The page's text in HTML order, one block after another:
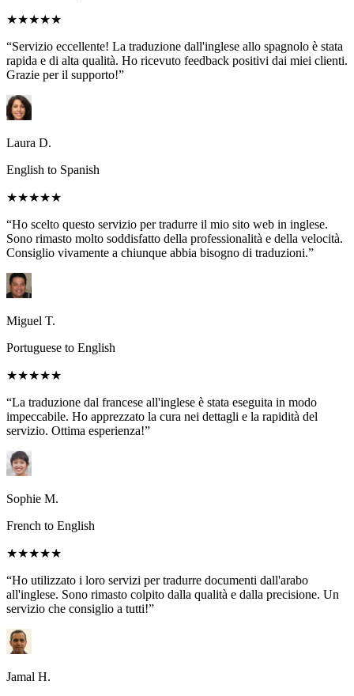
★★★★★
“Servizio eccellente! La traduzione dall'inglese allo spagnolo è stata
rapida e di alta qualità. Ho ricevuto feedback positivi dai miei clienti.
Grazie per il supporto!”
Laura D.
English to Spanish
★★★★★
“Ho scelto questo servizio per tradurre il mio sito web in inglese.
Sono rimasto molto soddisfatto della professionalità e della velocità.
Consiglio vivamente a chiunque abbia bisogno di traduzioni.”
Miguel T.
Portuguese to English
★★★★★
“La traduzione dal francese all'inglese è stata eseguita in modo
impeccabile. Ho apprezzato la cura nei dettagli e la rapidità del
servizio. Ottima esperienza!”
Sophie M.
French to English
★★★★★
“Ho utilizzato i loro servizi per tradurre documenti dall'arabo
all'inglese. Sono rimasto colpito dalla qualità e dalla precisione. Un
servizio che consiglio a tutti!”
Jamal H.